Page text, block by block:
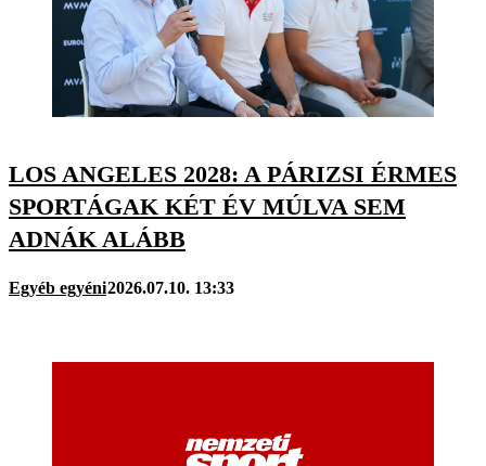
LOS ANGELES 2028: A PÁRIZSI ÉRMES
SPORTÁGAK KÉT ÉV MÚLVA SEM
ADNÁK ALÁBB
Egyéb egyéni2026.07.10. 13:33